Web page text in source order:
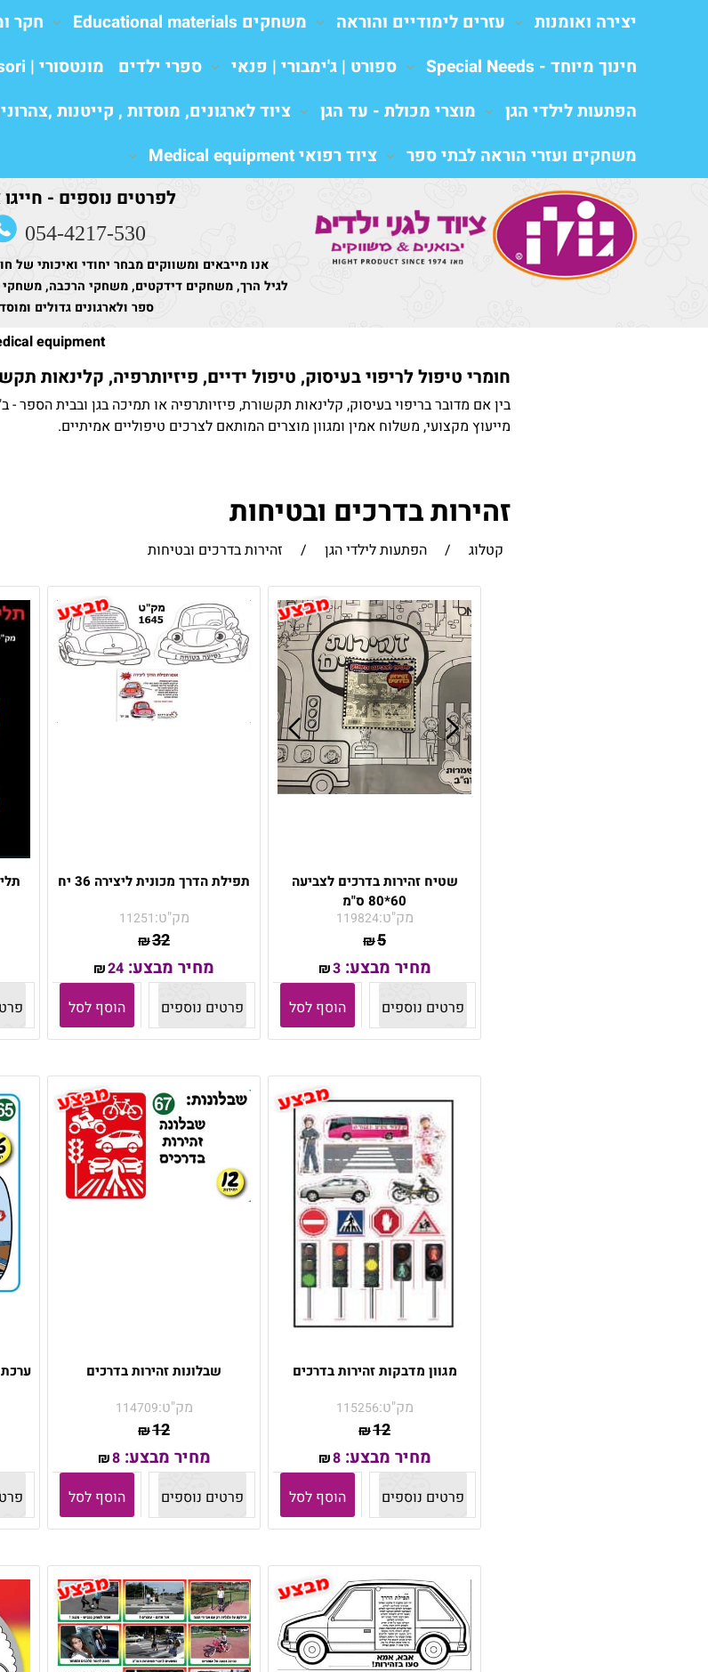
לפרטים נוספים - חייגו
054-4217-530
אנו מייבאים ומשווקים מבחר יחודי ואיכותי של
לגיל הרך, משחקים דידקטים, משחקי הרכבה, משחקי
ספר ולארגונים גדולים
יצירה ואומנות עזרים לימודיים והוראה משחקים Educational materials חקר
חינוך מיוחד - Special Needs
ספורט | ג'ימבורי | פנאי ספרי ילדים מונטסורי | Montessori
הפתעות לילדי הגן
מוצרי מכולת - עד הגן ציוד לארגונים, מוסדות , קייטנות
משחקים ועזרי הוראה לבתי ספר
ציוד רפואי Medical equipment
equipment
חומרי טיפול לריפוי בעיסוק, טיפול ידיים, פיזיותרפיה, קלינאות
בין אם מדובר בריפוי בעיסוק, קלינאות תקשורת, פיזיותרפיה או תמיכה בגן ובבית הספר
מייעוץ מקצועי, משלוח אמין ומגוון מוצרים המותאם לצרכים טיפוליים אמיתיים.
זהירות בדרכים ובטיחות
קטלוג / הפתעות לילדי הגן / זהירות בדרכים ובטיחות
שטיח זהירות בדרכים לצביעה
60*80 ס"מ
מק"ט:119824
₪5
מחיר מבצע: ₪3
פרטים נוספים
הוסף לסל
תפילת הדרך מכונית ליצירה 36 יח
מק"ט:11251
₪32
מחיר מבצע: ₪24
פרטים נוספים
הוסף לסל
מגוון מדבקות זהירות בדרכים
מק"ט:115256
₪12
מחיר מבצע: ₪8
פרטים נוספים
הוסף לסל
שבלונות זהירות בדרכים
מק"ט:114709
₪12
מחיר מבצע: ₪8
פרטים נוספים
הוסף לסל